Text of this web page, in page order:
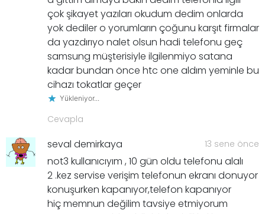
çok şikayet yazıları okudum dedim onlarda
yok dediler o yorumların çoğunu karşıt firmalar
da yazdırıyo nalet olsun hadi telefonu geç
samsung müşterisiyle ilgilenmiyo satana
kadar bundan önce htc one aldım yeminle bu
cihazı tokatlar geçer
Yükleniyor...
Cevapla
seval demirkaya 13 sene önce
not3 kullanıcıyım , 10 gün oldu telefonu alalı
2 .kez servise verişim telefonun ekranı donuyor
konuşurken kapanıyor,telefon kapanıyor
hiç memnun değilim tavsiye etmiyorum